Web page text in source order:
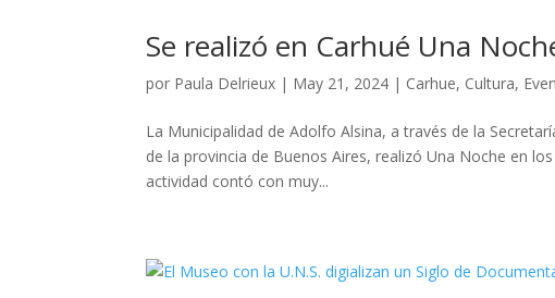
Se realizó en Carhué Una
por Paula Delrieux | May 21, 2024 | Carhue, Cultura,
La Municipalidad de Adolfo Alsina, a través de la
de la provincia de Buenos Aires, realizó Una Noche en
actividad contó con muy...